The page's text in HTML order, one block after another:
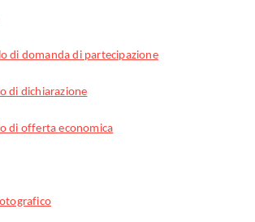
di domanda di partecipazione
di dichiarazione
di offerta economica